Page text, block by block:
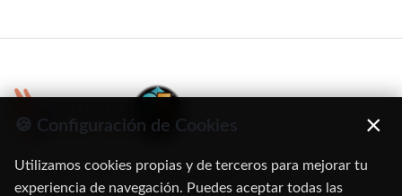
C/ Oruro, 11. 28016 Madrid
🍪 Configuración de Cookies ×
Utilizamos cookies propias y de terceros para mejorar tu
experiencia de navegación. Puedes aceptar todas las